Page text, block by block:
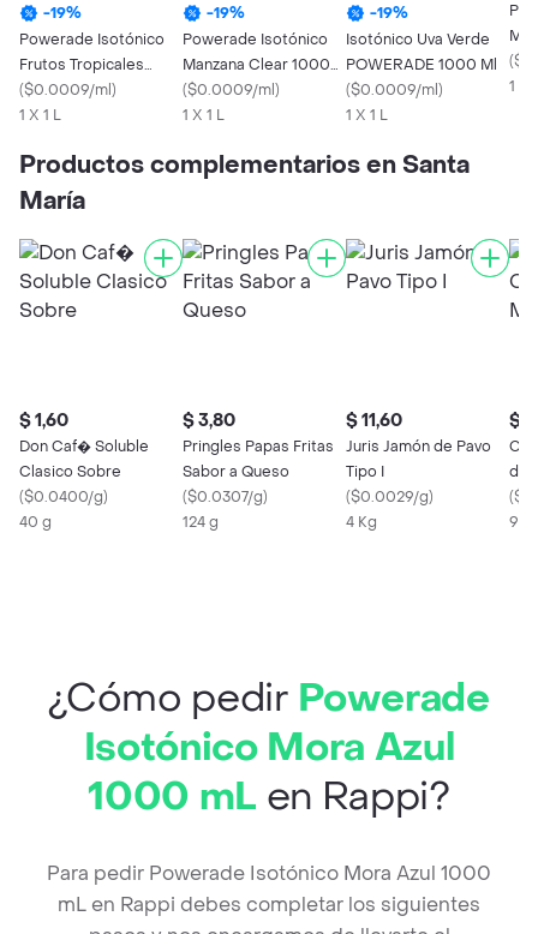
-19%
Powerade Isotónico
Frutos Tropicales
1000 mL
($0.0009/ml)
1 X 1 L
-19%
Powerade Isotónico
Manzana Clear 1000
mL
($0.0009/ml)
1 X 1 L
-19%
Isotónico Uva Verde
POWERADE 1000 Ml
($0.0009/ml)
1 X 1 L
(
1 X
Productos complementarios en Santa
María
$ 1,60
Don Caf� Soluble
Clasico Sobre
($0.0400/g)
40 g
$ 3,80
Pringles Papas Fritas
Sabor a Queso
($0.0307/g)
124 g
$ 11,60
Juris Jamón de Pavo
Tipo I
($0.0029/g)
4 Kg
$
de
(
90
¿Cómo pedir Powerade
Isotónico Mora Azul
1000 mL en Rappi?
Para pedir Powerade Isotónico Mora Azul 1000
mL en Rappi debes completar los siguientes